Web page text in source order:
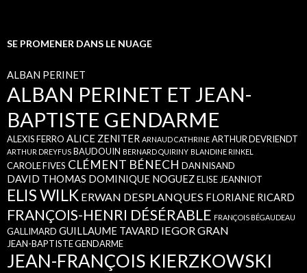
SE PROMENER DANS LE NUAGE
ALBAN PERINET
ALBAN PERINET ET JEAN-
BAPTISTE GENDARME
ALEXIS FERRO ALICE ZENITER ARNAUD CATHRINE ARTHUR DEVRIENDT
ARTHUR DREYFUS BAUDOUIN BERNARD QUIRINY BLANDINE RINKEL
CAROLE FIVES CLÉMENT BÉNECH DAN NISAND
DAVID THOMAS DOMINIQUE NOGUEZELISE JEANNIOT
ELIS WILK ERWAN DESPLANQUES FLORIANE RICARD
FRANÇOIS-HENRI DÉSÉRABLE FRANÇOIS BÉGAUDEAU
GALLIMARD GUILLAUME TAVARD IEGOR GRAN
JEAN-BAPTISTE GENDARME
JEAN-FRANÇOIS KIERZKOWSKI